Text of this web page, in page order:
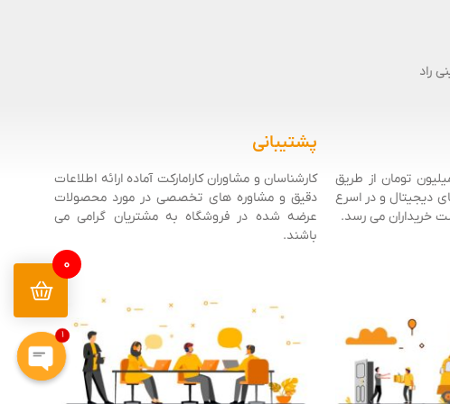
راد
تومان از طریق
دیجیتال و در اسرع
خریداران می رسد.
پشتیبانی
کارشناسان و مشاوران کارامارکت آماده ارائه اطلاعات
دقیق و مشاوره های تخصصی در مورد محصولات
عرضه شده در فروشگاه به مشتریان گرامی می
باشند.
0
1